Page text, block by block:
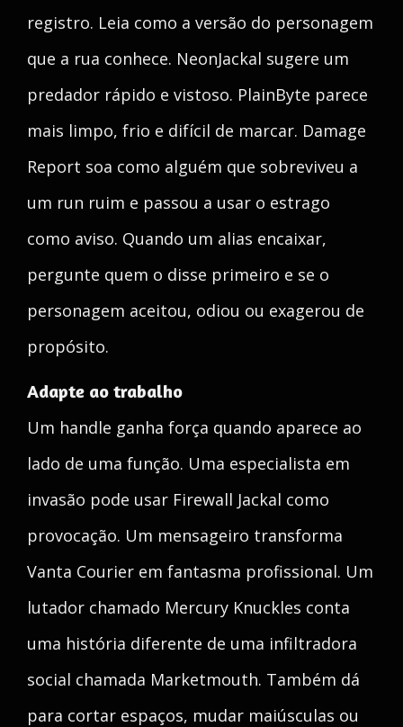
registro. Leia como a versão do personagem
que a rua conhece. NeonJackal sugere um
predador rápido e vistoso. PlainByte parece
mais limpo, frio e difícil de marcar. Damage
Report soa como alguém que sobreviveu a
um run ruim e passou a usar o estrago
como aviso. Quando um alias encaixar,
pergunte quem o disse primeiro e se o
personagem aceitou, odiou ou exagerou de
propósito.
Adapte ao trabalho
Um handle ganha força quando aparece ao
lado de uma função. Uma especialista em
invasão pode usar Firewall Jackal como
provocação. Um mensageiro transforma
Vanta Courier em fantasma profissional. Um
lutador chamado Mercury Knuckles conta
uma história diferente de uma infiltradora
social chamada Marketmouth. Também dá
para cortar espaços, mudar maiúsculas ou